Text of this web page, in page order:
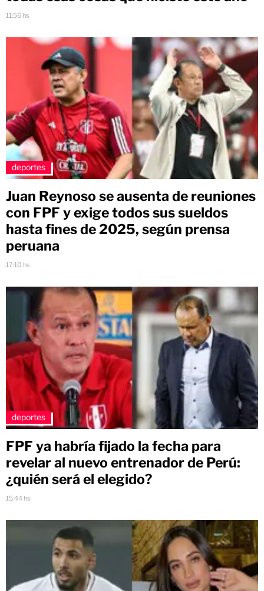
11:56 hs
deportes
Juan Reynoso se ausenta de reuniones
con FPF y exige todos sus sueldos
hasta fines de 2025, según prensa
peruana
17:10 hs
deportes
FPF ya habría fijado la fecha para
revelar al nuevo entrenador de Perú:
¿quién será el elegido?
15:44 hs